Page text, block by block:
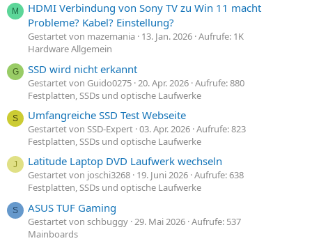
M
HDMI Verbindung von Sony TV zu Win 11 macht
Probleme? Kabel? Einstellung?
Gestartet von mazemania 13. Jan. 2026 Aufrufe: 1K
Hardware Allgemein
G SSD wird nicht erkannt
Gestartet von Guido0275 20. Apr. 2026 Aufrufe: 880
Festplatten, SSDs und optische Laufwerke
S Umfangreiche SSD Test Webseite
Gestartet von SSD-Expert 03. Apr. 2026 Aufrufe: 823
Festplatten, SSDs und optische Laufwerke
J Latitude Laptop DVD Laufwerk wechseln
Gestartet von joschi3268 19. Juni 2026 Aufrufe: 638
Festplatten, SSDs und optische Laufwerke
S ASUS TUF Gaming
Gestartet von schbuggy 29. Mai 2026 Aufrufe: 537
Mainboards